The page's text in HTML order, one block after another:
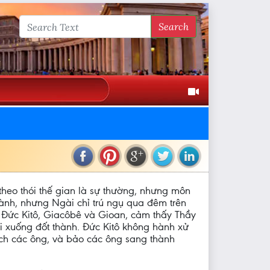
Search
thói thế gian là sự thường, nhưng môn
nhưng Ngài chỉ trú ngụ qua đêm trên
Kitô, Giacôbê và Gioan, cảm thấy Thầy
đốt thành. Đức Kitô không hành xử
các ông, và bảo các ông sang thành